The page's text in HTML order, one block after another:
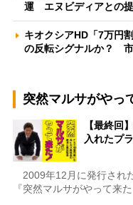
運 エヌビディアとの
キオクシアHD「7万円
の反転シグナルか？
突然マルサがやっ
【最終回
入れたプ
2009年12月に発行され
『突然マルサがやって来